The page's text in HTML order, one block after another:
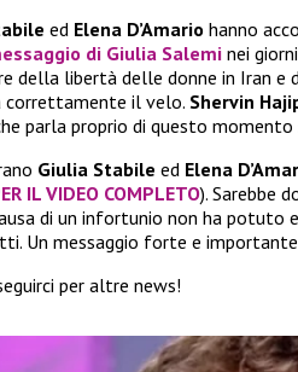
ed Elena D’Amario hanno
di Giulia Salemi nei
della libertà delle donne in Iran e
correttamente il velo. Shervin
parla proprio di questo
Giulia Stabile ed Elena
IL VIDEO COMPLETO). Sarebbe
di un infortunio non ha potuto
Un messaggio forte e
per altre news!